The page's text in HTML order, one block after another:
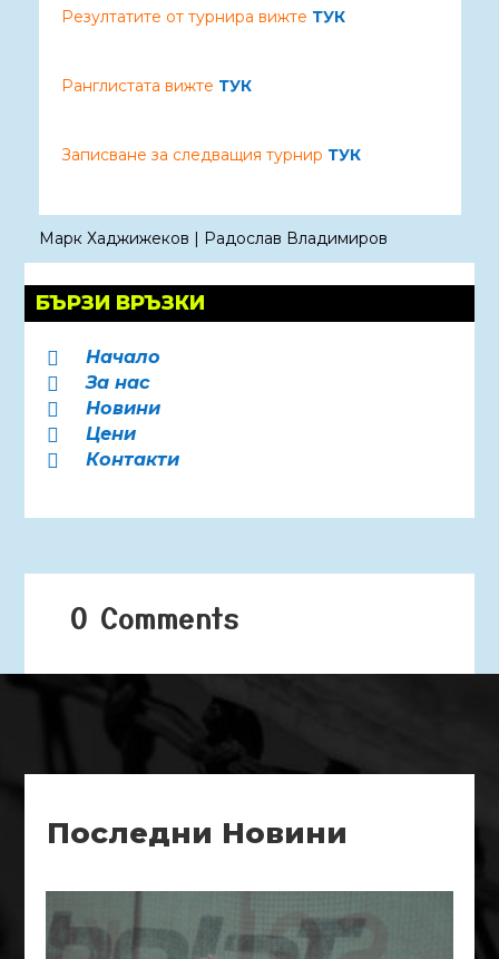
Резултатите от турнира вижте ТУК
Ранглистата вижте ТУК
Записване за следващия турнир ТУК
Марк Хаджижеков | Радослав Владимиров
БЪРЗИ ВРЪЗКИ
 Начало
 За нас
 Новини
 Цени
 Контакти
0 Comments
Последни Новини